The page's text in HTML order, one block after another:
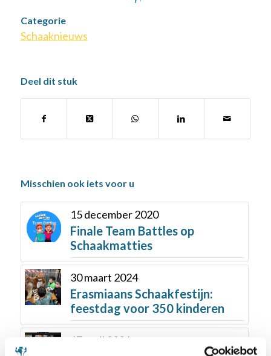
Categorie
Schaaknieuws
Deel dit stuk
Misschien ook iets voor u
15 december 2020
Finale Team Battles op
Schaakmatties
30 maart 2024
Erasmiaans Schaakfestijn:
feestdag voor 350 kinderen
17 april 2021